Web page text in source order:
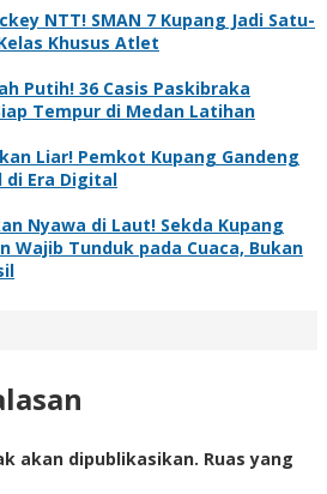
NTT! SMAN 7 Kupang Jadi Satu-
Khusus Atlet
Putih! 36 Casis Paskibraka
Tempur di Medan Latihan
Liar! Pemkot Kupang Gandeng
di Era Digital
Nyawa di Laut! Sekda Kupang
Wajib Tunduk pada Cuaca, Bukan
akan dipublikasikan. Ruas yang